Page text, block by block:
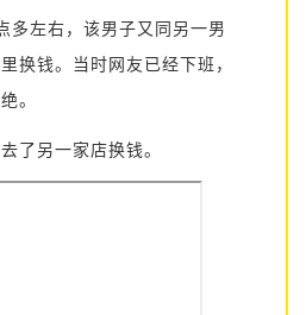
左右， 该男子又同另一男
换钱。当时网友已经下班，
。
了另一家店换钱。